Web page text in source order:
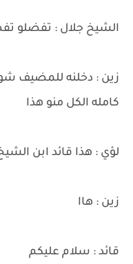
الشيخ جلال : تفضلو
زين : دخلنه للمضيف
كامله الكل منو هذا
لؤي : هذا قائد ابن
زين : هاا
قائد : سلام عليكم